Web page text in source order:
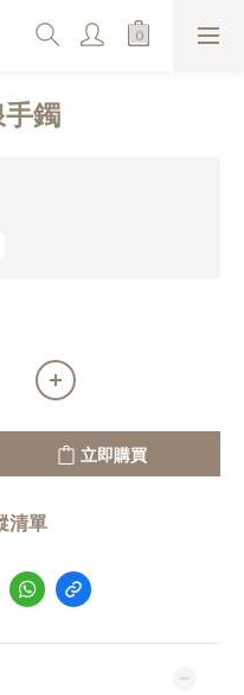
鐲
立即購買
清單